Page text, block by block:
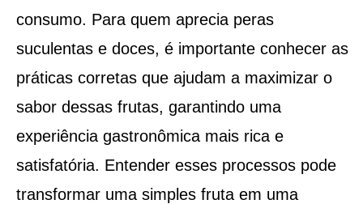
consumo. Para quem aprecia peras
suculentas e doces, é importante conhecer as
práticas corretas que ajudam a maximizar o
sabor dessas frutas, garantindo uma
experiência gastronômica mais rica e
satisfatória. Entender esses processos pode
transformar uma simples fruta em uma